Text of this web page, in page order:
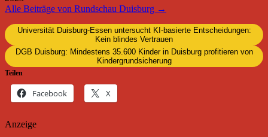
Alle Beiträge von Rundschau Duisburg →
Universität Duisburg-Essen untersucht KI-basierte Entscheidungen:
Kein blindes Vertrauen
DGB Duisburg: Mindestens 35.600 Kinder in Duisburg profitieren von
Kindergrundsicherung
Teilen
Facebook X
Anzeige